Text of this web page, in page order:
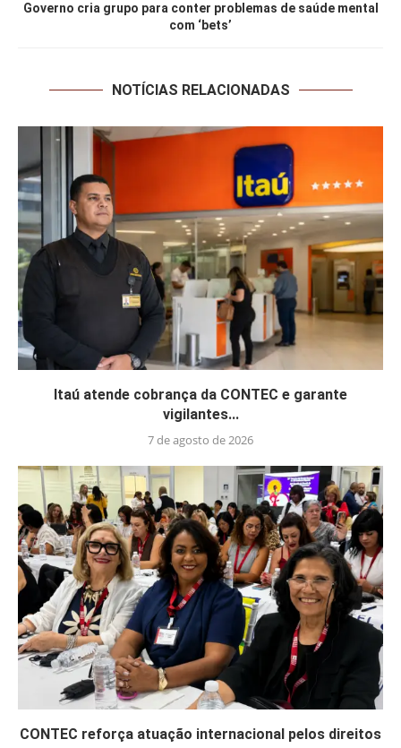
Governo cria grupo para conter problemas de saúde mental
com ‘bets’
NOTÍCIAS RELACIONADAS
Itaú atende cobrança da CONTEC e garante
vigilantes...
7 de agosto de 2026
CONTEC reforça atuação internacional pelos direitos